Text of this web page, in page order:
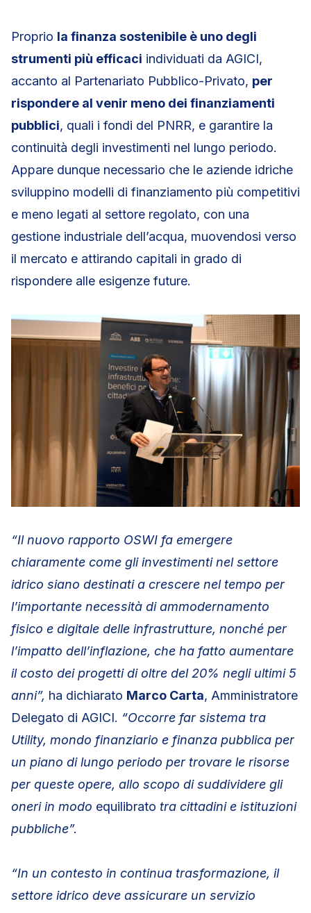
Proprio la finanza sostenibile è uno degli
strumenti più efficaci individuati da AGICI,
accanto al Partenariato Pubblico-Privato, per
rispondere al venir meno dei finanziamenti
pubblici, quali i fondi del PNRR, e garantire la
continuità degli investimenti nel lungo periodo.
Appare dunque necessario che le aziende idriche
sviluppino modelli di finanziamento più competitivi
e meno legati al settore regolato, con una
gestione industriale dell’acqua, muovendosi verso
il mercato e attirando capitali in grado di
rispondere alle esigenze future.
“Il nuovo rapporto OSWI fa emergere
chiaramente come gli investimenti nel settore
idrico siano destinati a crescere nel tempo per
l’importante necessità di ammodernamento
fisico e digitale delle infrastrutture, nonché per
l’impatto dell’inflazione, che ha fatto aumentare
il costo dei progetti di oltre del 20% negli ultimi 5
anni”, ha dichiarato Marco Carta, Amministratore
Delegato di AGICI. “Occorre far sistema tra
Utility, mondo finanziario e finanza pubblica per
un piano di lungo periodo per trovare le risorse
per queste opere, allo scopo di suddividere gli
oneri in modo equilibrato tra cittadini e istituzioni
pubbliche”.
“In un contesto in continua trasformazione, il
settore idrico deve assicurare un servizio